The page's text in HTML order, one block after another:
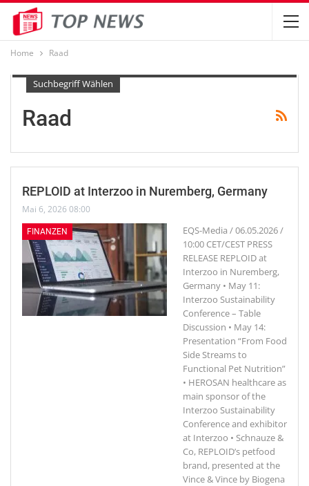
Home Raad
Suchbegriff Wählen
Raad
REPLOID at Interzoo in Nuremberg, Germany
Mai 6, 2026 08:00
FINANZEN
EQS-Media / 06.05.2026 /
10:00 CET/CEST PRESS
RELEASE REPLOID at
Interzoo in Nuremberg,
Germany • May 11:
Interzoo Sustainability
Conference – Table
Discussion • May 14:
Presentation “From Food
Side Streams to
Functional Pet Nutrition”
• HEROSAN healthcare as
main sponsor of the
Interzoo Sustainability
Conference and exhibitor
at Interzoo • Schnauze &
Co, REPLOID’s petfood
brand, presented at the
Vince & Vince by Biogena